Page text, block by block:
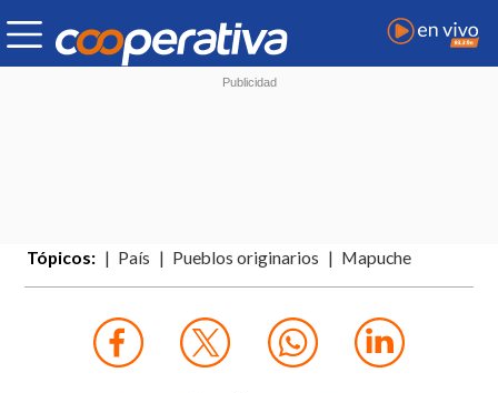
Tópicos: País Pueblos originarios Mapuche